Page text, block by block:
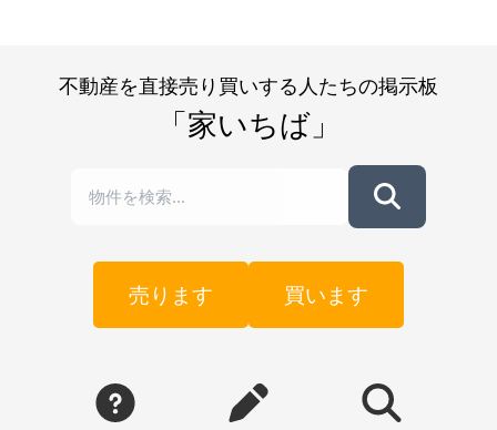
不動産を直接売り買いする人たちの掲示板
「家いちば」
売ります 買います